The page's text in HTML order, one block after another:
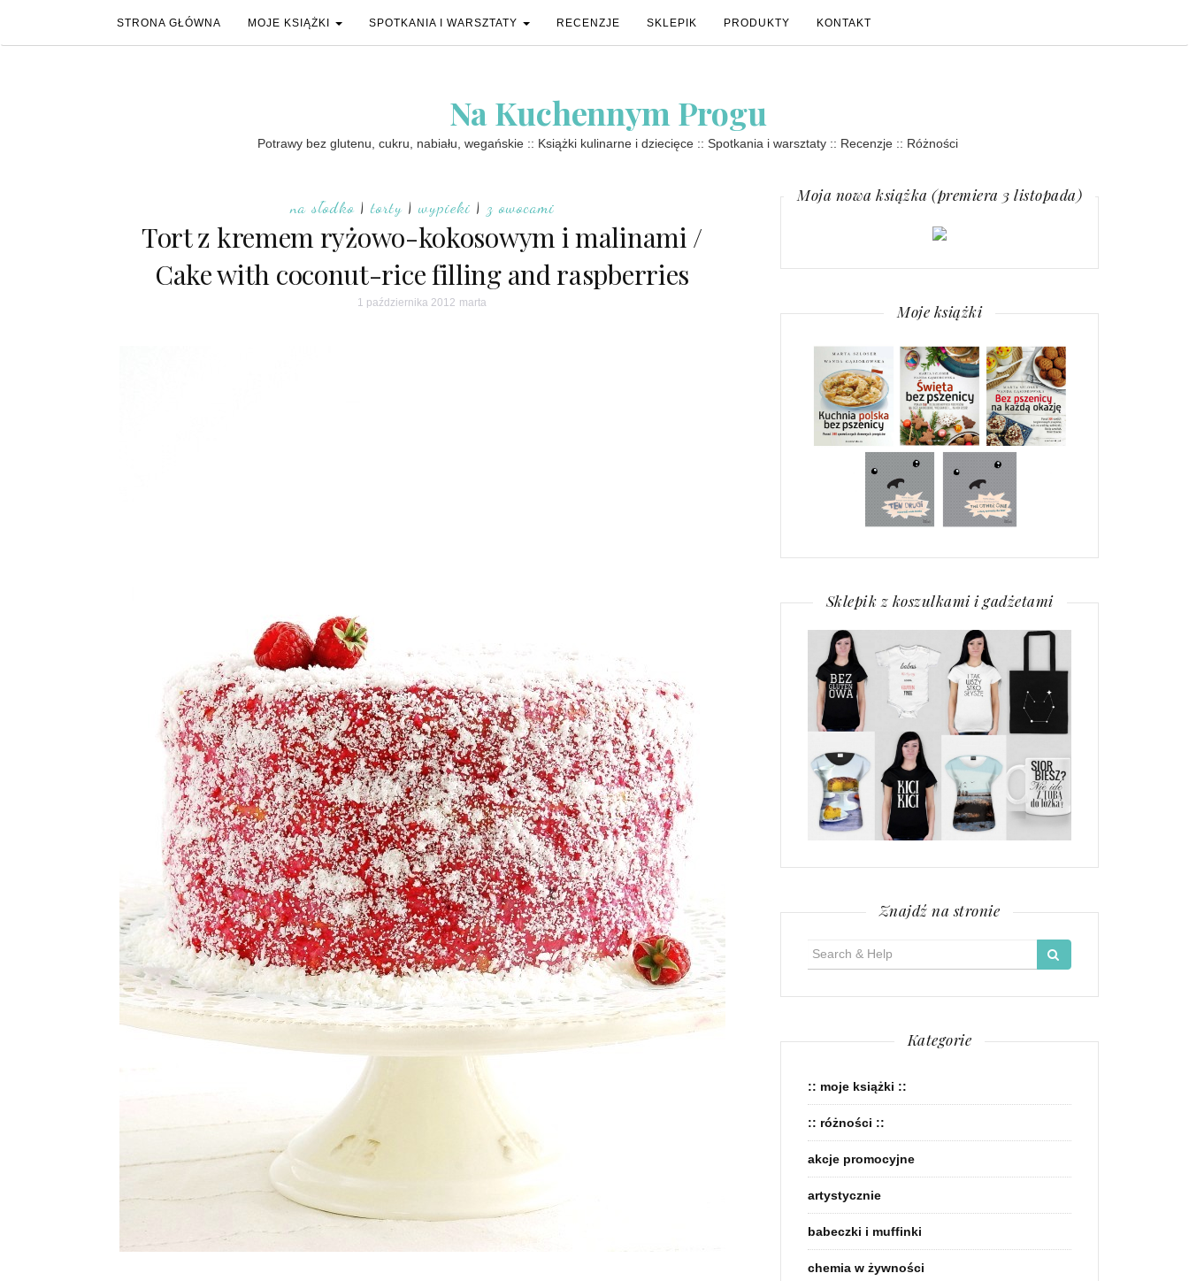
STRONA GŁÓWNA MOJE KSIĄŻKI SPOTKANIA I WARSZTATY RECENZJE SKLEPIK PRODUKTY KONTAKT
Na Kuchennym Progu
Potrawy bez glutenu, cukru, nabiału, wegańskie :: Książki kulinarne i dziecięce :: Spotkania i warsztaty :: Recenzje :: Różności
na słodko| torty | wypieki | z owocami
Tort z kremem ryżowo-kokosowym i malinami /
Cake with coconut-rice filling and raspberries
1 października 2012 marta
Moja nowa książka (premiera 3 listopada)
Moje książki
Sklepik z koszulkami i gadżetami
Znajdź na stronie
for:
Kategorie
:: moje książki ::
:: różności ::
akcje promocyjne
artystycznie
babeczki i muffinki
chemia w żywności